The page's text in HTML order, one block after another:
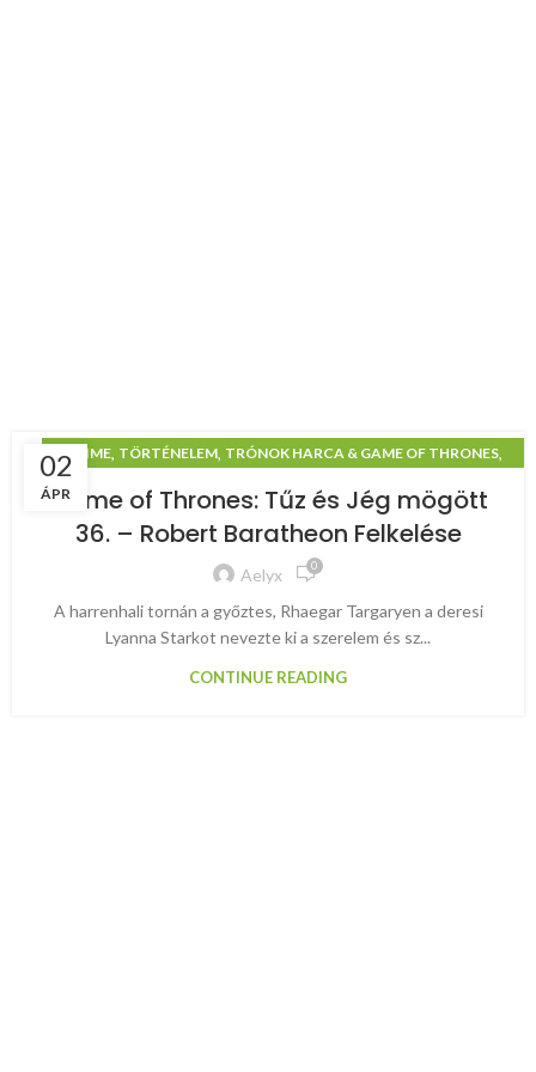
02
ÁPR
ANIME, TÖRTÉNELEM, TRÓNOK HARCA & GAME OF THRONES,
Game of Thrones: Tűz és Jég mögött
36. – Robert Baratheon Felkelése
Aelyx 0
A harrenhali tornán a győztes, Rhaegar Targaryen a deresi
Lyanna Starkot nevezte ki a szerelem és sz...
CONTINUE READING